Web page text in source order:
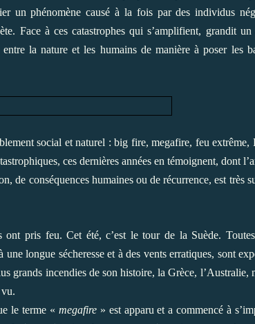
un phénomène causé à la fois par des individus
Face à ces catastrophes qui s’amplifient, grandit un
la nature et les humains de manière à poser les
social et naturel : big fire, megafire, feu extrême,
ces dernières années en témoignent, dont
de conséquences humaines ou de récurrence, est très
pris feu. Cet été, c’est le tour de la Suède.
longue sécheresse et à des vents erratiques, sont
grands incendies de son histoire, la Grèce, l’Australie,
le terme « megafire» est apparu et a commencé à